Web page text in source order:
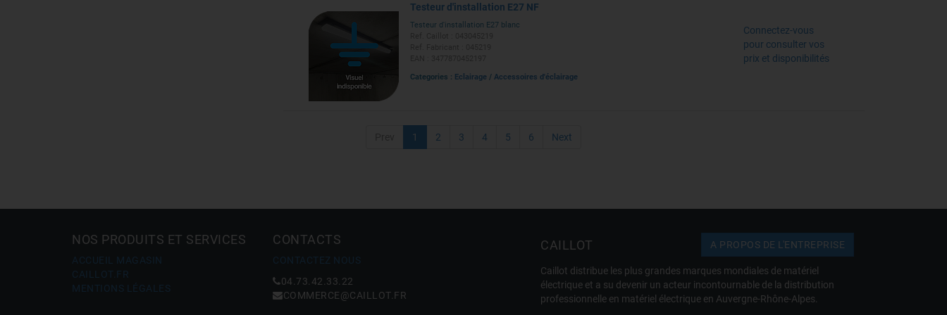
Zora
Testeur d'installation E27 NF
Testeur d'installation E27 blanc
Categories : Eclairage / Accessoires d'éclairage
Connectez-vous
pour consulter vos
prix et disponibilités
1 2 3 4 5 6 Next
NOS PRODUITS ET SERVICES
ACCUEIL MAGASIN
CAILLOT.FR
MENTIONS LÉGALES
CONTACTS
CONTACTEZ NOUS
04.73.42.33.22
COMMERCE@CAILLOT.FR
CAILLOT A PROPOS DE L'ENTREPRISE
Caillot distribue les plus grandes marques mondiales de matériel
électrique et a su devenir un acteur incontournable de la distribution
professionnelle en matériel électrique en Auvergne-Rhône-Alpes.